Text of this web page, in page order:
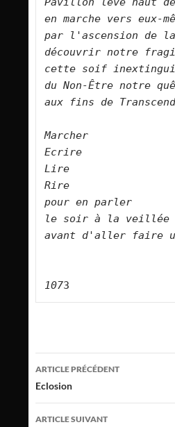
en marche vers eux-
par l'ascension de
découvrir notre
cette soif
du Non-Être notre
aux fins de
Marcher
Ecrire
Lire
Rire
pour en parler
le soir à la
avant d'aller
1073
Navigation
des
articles
ARTICLE PRÉCÉDENT
Eclosion
ARTICLE SUIVANT